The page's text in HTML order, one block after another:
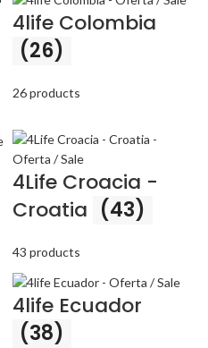
4life Colombia
(26)
26 products
4Life Croacia -
Croatia (43)
43 products
4life Ecuador
(38)